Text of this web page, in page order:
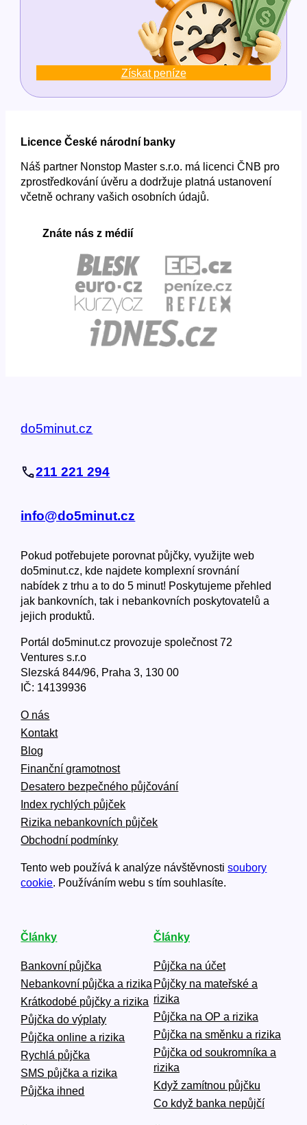
Získat peníze
Licence České národní banky
Náš partner Nonstop Master s.r.o. má licenci ČNB pro
zprostředkování úvěru a dodržuje platná ustanovení
včetně ochrany vašich osobních údajů.
Znáte nás z médií
do5minut.cz
211 221 294
info@do5minut.cz
Pokud potřebujete porovnat půjčky, využijte web
do5minut.cz, kde najdete komplexní srovnání
nabídek z trhu a to do 5 minut! Poskytujeme přehled
jak bankovních, tak i nebankovních poskytovatelů a
jejich produktů.
Portál do5minut.cz provozuje společnost 72
Ventures s.r.o
Slezská 844/96, Praha 3, 130 00
IČ: 14139936
O nás
Kontakt
Blog
Finanční gramotnost
Desatero bezpečného půjčování
Index rychlých půjček
Rizika nebankovních půjček
Obchodní podmínky
Tento web používá k analýze návštěvnostisoubory
cookie. Používáním webu s tím souhlasíte.
Články
Bankovní půjčka
Nebankovní půjčka a rizika
Krátkodobé půjčky a rizika
Půjčka do výplaty
Půjčka online a rizika
Rychlá půjčka
SMS půjčka a rizika
Půjčka ihned
Články
Půjčka na účet
Půjčky na mateřské a
rizika
Půjčka na OP a rizika
Půjčka na směnku a rizika
Půjčka od soukromníka a
rizika
Když zamítnou půjčku
Co když banka nepůjčí